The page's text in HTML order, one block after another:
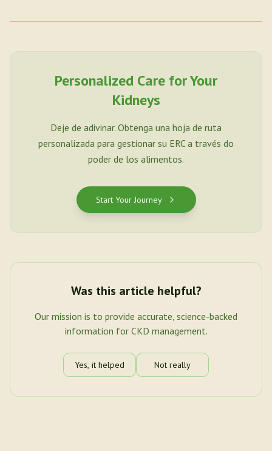
Personalized Care for Your
Kidneys
Deje de adivinar. Obtenga una hoja de ruta
personalizada para gestionar su ERC a través do
poder de los alimentos.
Start Your Journey
Was this article helpful?
Our mission is to provide accurate, science-backed
information for CKD management.
Yes, it helped Not really